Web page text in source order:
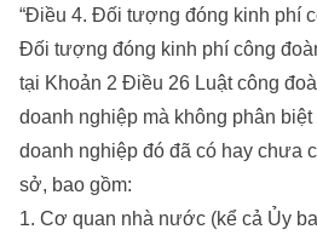
“Điều 4. Đối tượng đóng kinh phí
Đối tượng đóng kinh phí công
tại Khoản 2 Điều 26 Luật công
doanh nghiệp mà không phân
doanh nghiệp đó đã có hay chưa
sở, bao gồm:
1. Cơ quan nhà nước (kể cả Ủy